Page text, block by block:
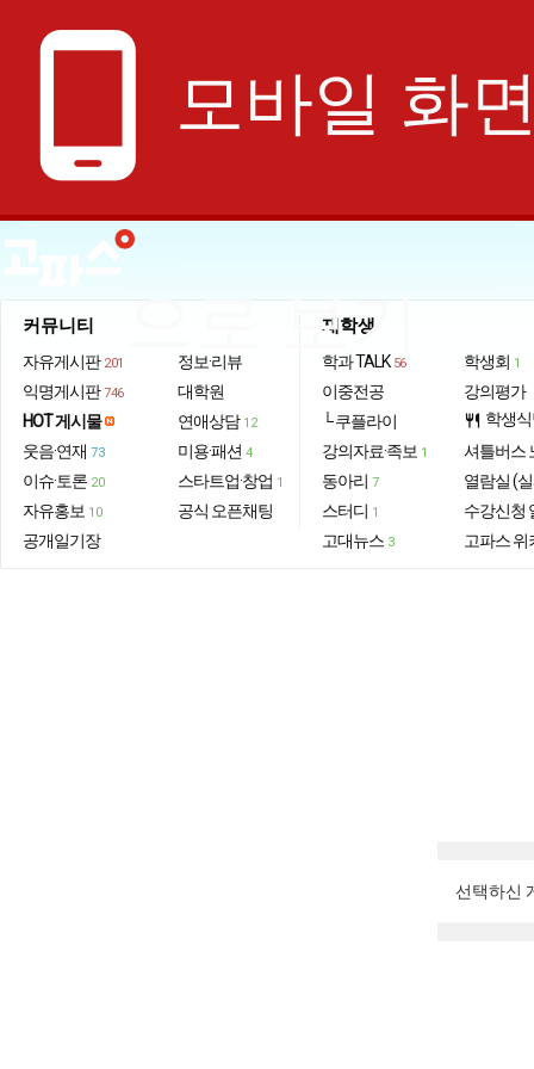
phone_android 모바일 화
으로 보기
커뮤니티
자유게시판 201
익명게시판 746
HOT 게시물
웃음·연재 73
이슈·토론 20
자유홍보 10
공개일기장
정보·리뷰
대학원
연애상담 12
미용·패션 4
스타트업·창업 1
공식 오픈채팅
재학생
학과 TALK 56
이중전공
└ 쿠플라이
강의자료·족보 1
동아리 7
스터디 1
고대뉴스 3
학생회 1
강의평가
restaurant 학생
셔틀버스
열람실 (
수강신청
고파스 위
선택하신